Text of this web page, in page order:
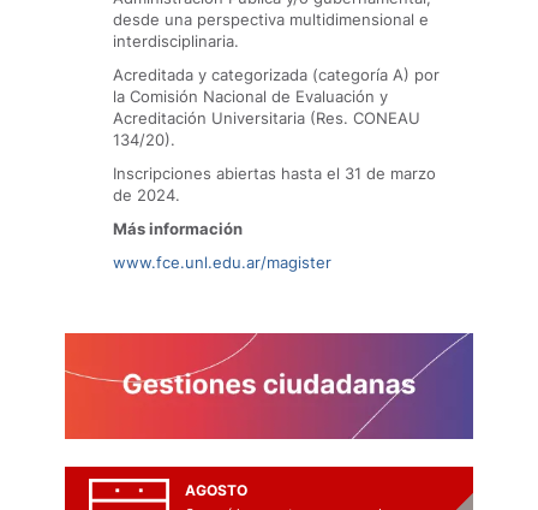
desde una perspectiva multidimensional e
interdisciplinaria.
Acreditada y categorizada (categoría A) por
la Comisión Nacional de Evaluación y
Acreditación Universitaria (Res. CONEAU
134/20).
Inscripciones abiertas hasta el 31 de marzo
de 2024.
Más información
www.fce.unl.edu.ar/magister
AGOSTO